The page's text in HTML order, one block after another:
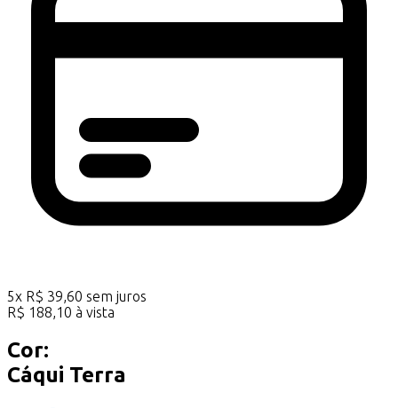
5x R$ 39,60 sem juros
R$ 188,10 à vista
Cor:
Cáqui Terra